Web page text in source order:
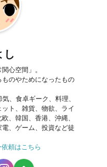
し
心空間」。
のやためになったもの
、食卓ギーク、料理、
ト、雑貨、物欲、ライ
、韓国、香港、沖縄、
、ゲーム、投資など徒
依頼はこちら